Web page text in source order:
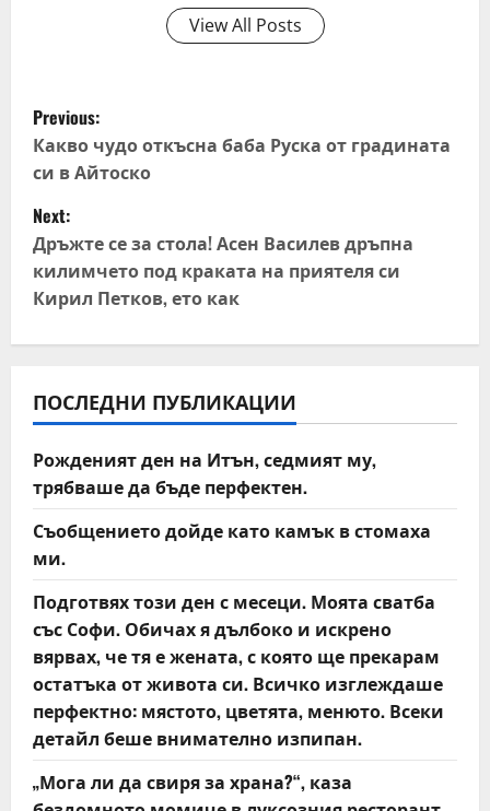
View All Posts
P
o
s
t
n
a
v
i
g
a
t
i
o
n
Previous:
Какво чудо откъсна баба Руска от градината
си в Айтоско
Next:
Дръжте се за стола! Асен Василев дръпна
килимчето под краката на приятеля си
Кирил Петков, ето как
ПОСЛЕДНИ ПУБЛИКАЦИИ
Рожденият ден на Итън, седмият му,
трябваше да бъде перфектен.
Съобщението дойде като камък в стомаха
ми.
Подготвях този ден с месеци. Моята сватба
със Софи. Обичах я дълбоко и искрено
вярвах, че тя е жената, с която ще прекарам
остатъка от живота си. Всичко изглеждаше
перфектно: мястото, цветята, менюто. Всеки
детайл беше внимателно изпипан.
„Мога ли да свиря за храна?“, каза